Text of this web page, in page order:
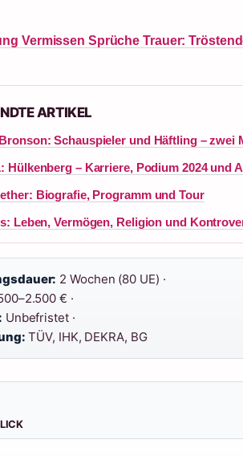
Vermissen Sprüche Trauer:
ARTIKEL
Schauspieler und Häftling – zwei
Hülkenberg – Karriere, Podium 2024 und
Biografie, Programm und Tour
Leben, Vermögen, Religion und
2 Wochen (80 UE) ·
€ ·
Unbefristet ·
TÜV, IHK, DEKRA, BG